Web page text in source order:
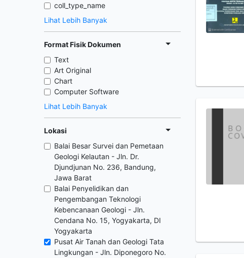
coll_type_name
Lihat Lebih Banyak
Format Fisik Dokumen
Text
Art Original
Chart
Computer Software
Lihat Lebih Banyak
Lokasi
Balai Besar Survei dan Pemetaan
Geologi Kelautan - Jln. Dr.
Djundjunan No. 236, Bandung,
Jawa Barat
Balai Penyelidikan dan
Pengembangan Teknologi
Kebencanaan Geologi - Jln.
Cendana No. 15, Yogyakarta, DI
Yogyakarta
Pusat Air Tanah dan Geologi Tata
Lingkungan - Jln. Diponegoro No.